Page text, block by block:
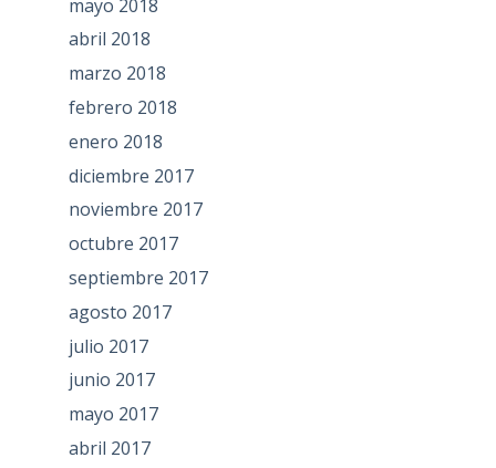
mayo 2018
abril 2018
marzo 2018
febrero 2018
enero 2018
diciembre 2017
noviembre 2017
octubre 2017
septiembre 2017
agosto 2017
julio 2017
junio 2017
mayo 2017
abril 2017